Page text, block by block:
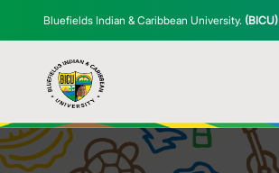
Bluefields Indian & Caribbean University. (BICU)